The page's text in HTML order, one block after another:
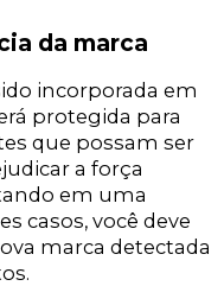
da marca
incorporada em
protegida para
que possam ser
a força
em uma
casos, você deve
marca detectada